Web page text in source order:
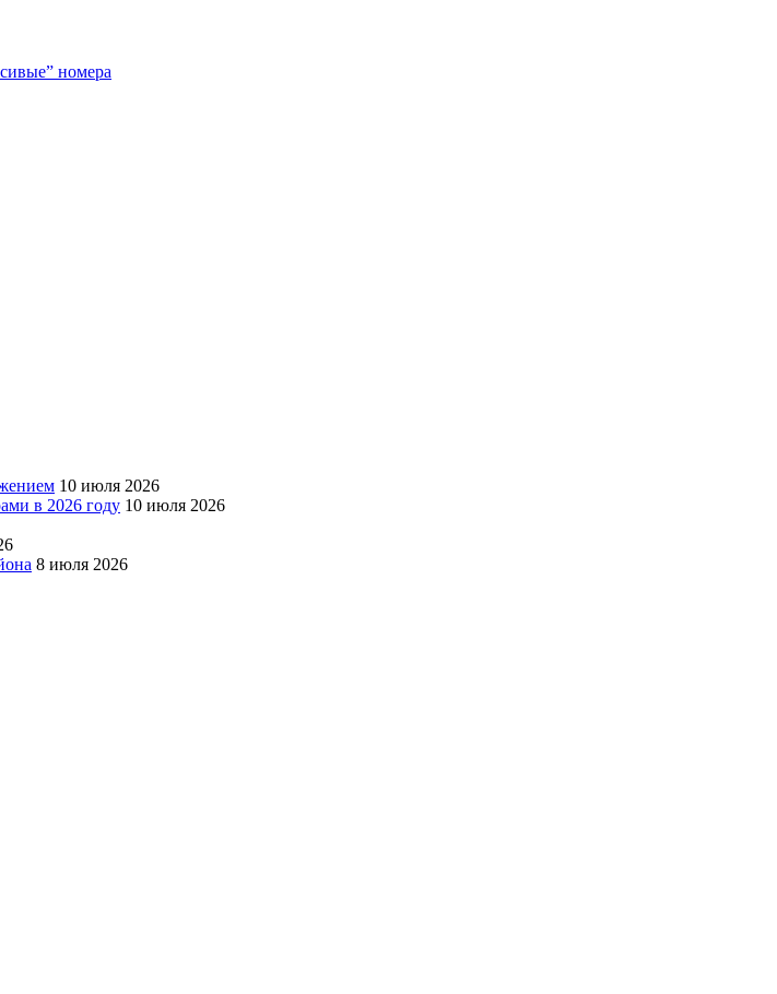
номера
10 июля 2026
в 2026 году 10 июля 2026
8 июля 2026